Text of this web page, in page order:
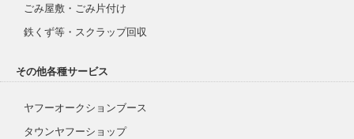
ごみ屋敷・ごみ片付け
鉄くず等・スクラップ回収
その他各種サービス
ヤフーオークションブース
タウンヤフーショップ